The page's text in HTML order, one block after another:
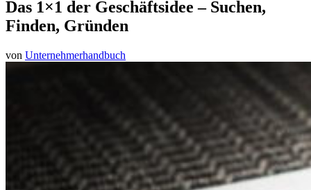
Das 1×1 der Geschäftsidee – Suchen,
Finden, Gründen
von Unternehmerhandbuch